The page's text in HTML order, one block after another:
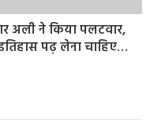
अली ने किया पलटवार,
पढ़ लेना चाहिए…